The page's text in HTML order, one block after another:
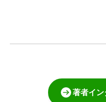
著者イン